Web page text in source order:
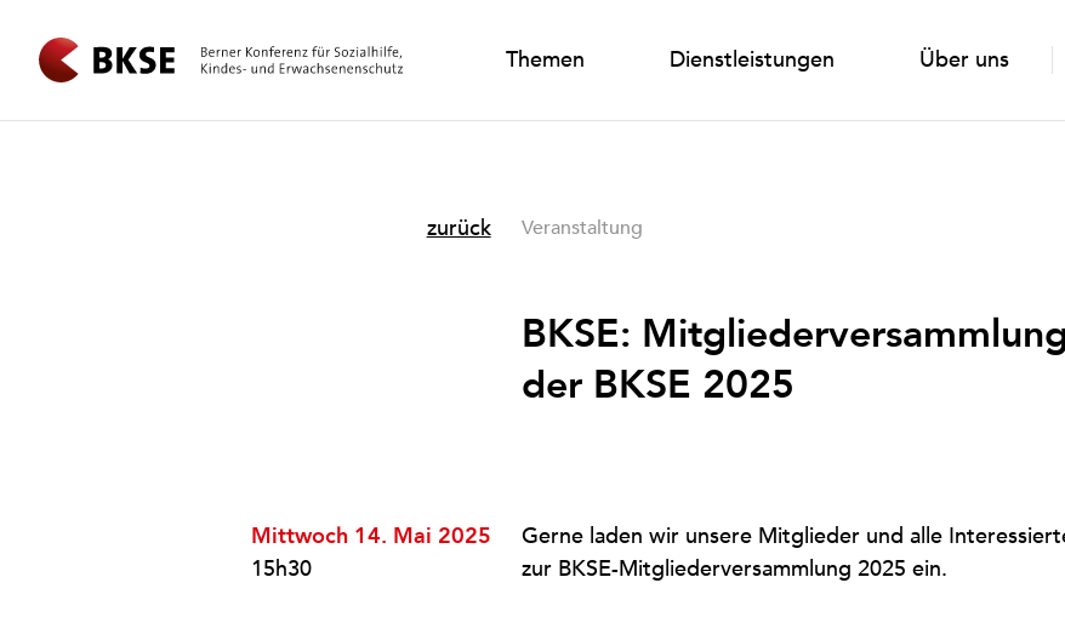
Themen Dienstleistungen Über uns
zurück Veranstaltung
BKSE: Mitgliederversammlung
der BKSE 2025
Mittwoch 14. Mai 2025
15h30
Gerne laden wir unsere Mitglieder und alle
zur BKSE-Mitgliederversammlung 2025 ein.